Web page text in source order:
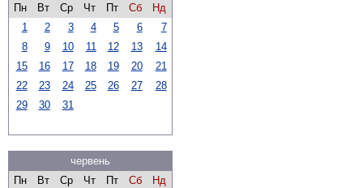
Пн
Вт Ср Чт Пт Сб
Нд
1
2 3 4 5 6
7
8
9 10 11 12 13
14
15
16 17 18 19 20
21
22
23 24 25 26 27
28
29
30 31
червень
Пн
Вт Ср Чт Пт Сб
Нд